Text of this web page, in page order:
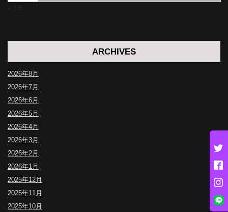
« 7月
ARCHIVES
2026年8月
2026年7月
2026年6月
2026年5月
2026年4月
2026年3月
2026年2月
2026年1月
2025年12月
2025年11月
2025年10月